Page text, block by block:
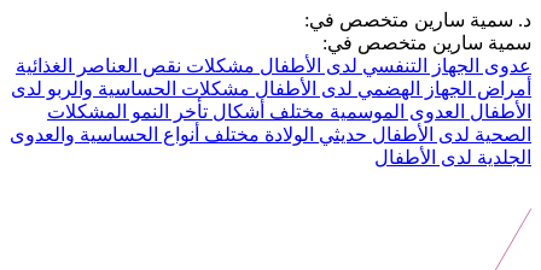
د. سمية سارين متخصص في:
سمية سارين متخصص في:
عدوى الجهاز التنفسي لدى الأطفال مشكلات نقص العناصر الغذائية
أمراض الجهاز الهضمي لدى الأطفال مشكلات الحساسية والربو لدى
الأطفال العدوى الموسمية مختلف أشكال تأخر النمو المشكلات
الصحية لدى الأطفال حديثي الولادة مختلف أنواع الحساسية والعدوى
الجلدية لدى الأطفال